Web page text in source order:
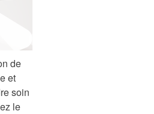
de
et
soin
le